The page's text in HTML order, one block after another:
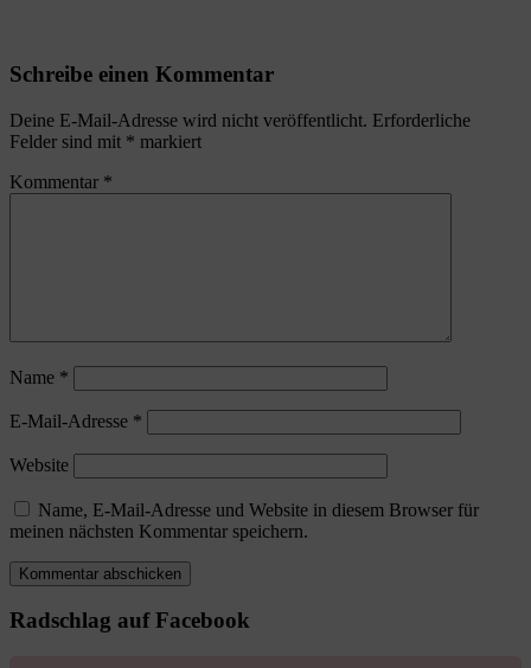
Schreibe einen Kommentar
Deine E-Mail-Adresse wird nicht veröffentlicht. Erforderliche
Felder sind mit * markiert
Kommentar *
Name *
E-Mail-Adresse *
Website
Name, E-Mail-Adresse und Website in diesem Browser für
meinen nächsten Kommentar speichern.
Radschlag auf Facebook